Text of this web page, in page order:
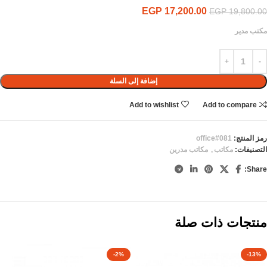
EGP19,800.00
EGP 17,200.00
مكتب مدير
إضافة إلى السلة
Add to compare
Add to wishlist
رمز المنتج: office#081
التصنيفات: مكاتب , مكاتب مدرين
Share:
منتجات ذات صلة
-13%
-2%